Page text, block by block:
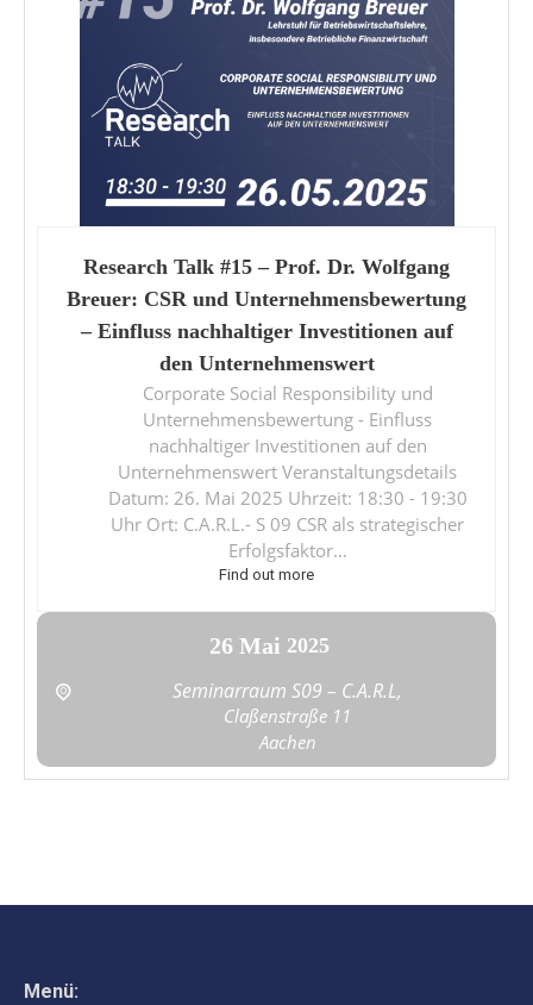
Research Talk #15 – Prof. Dr. Wolfgang
Breuer: CSR und Unternehmensbewertung
– Einfluss nachhaltiger Investitionen auf
den Unternehmenswert
Corporate Social Responsibility und
Unternehmensbewertung - Einfluss
nachhaltiger Investitionen auf den
Unternehmenswert Veranstaltungsdetails
Datum: 26. Mai 2025 Uhrzeit: 18:30 - 19:30
Uhr Ort: C.A.R.L.- S 09 CSR als strategischer
Erfolgsfaktor…
Find out more
26 Mai 2025
Seminarraum S09 – C.A.R.L,
Claßenstraße 11
Aachen
Menü: